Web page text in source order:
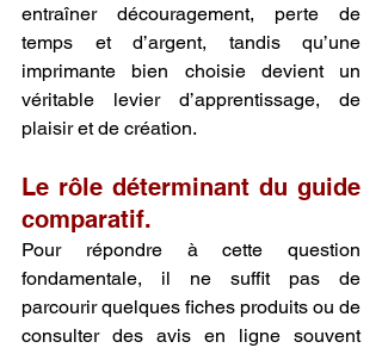
entraîner découragement, perte de
temps et d’argent, tandis qu’une
imprimante bien choisie devient un
véritable levier d’apprentissage, de
plaisir et de création.
Le rôle déterminant du guide
comparatif.
Pour répondre à cette question
fondamentale, il ne suffit pas de
parcourir quelques fiches produits ou de
consulter des avis en ligne souvent